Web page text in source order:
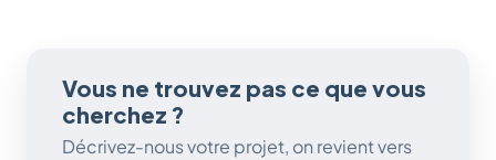
Vous ne trouvez pas ce que vous
cherchez ?
Décrivez-nous votre projet, on revient vers